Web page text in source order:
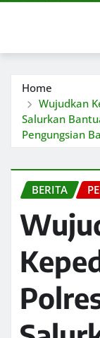
Home
Wujudkan
Salurkan
Pengungsian
BERITA